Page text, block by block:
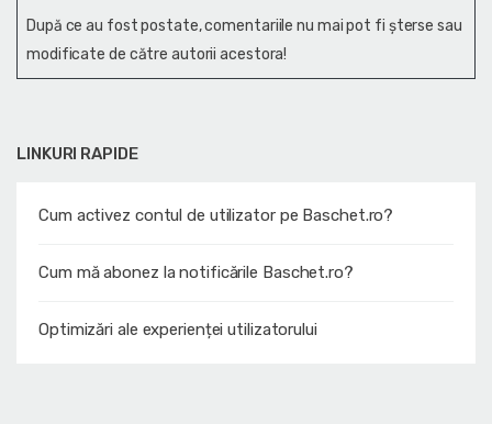
LINKURI RAPIDE
Cum activez contul de utilizator pe Baschet.ro?
Cum mă abonez la notificările Baschet.ro?
Optimizări ale experienței utilizatorului
După ce au fost postate, comentariile nu mai pot fi șterse sau
modificate de către autorii acestora!